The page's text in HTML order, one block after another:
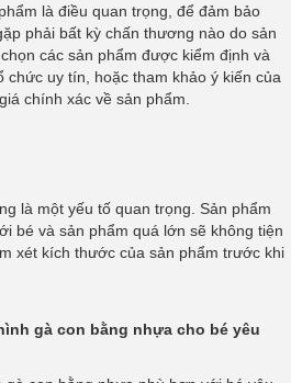
là điều quan trọng, để đảm bảo
phải bất kỳ chấn thương nào do sản
các sản phẩm được kiểm định và
uy tín, hoặc tham khảo ý kiến của
chính xác về sản phẩm.
là một yếu tố quan trọng. Sản phẩm
bé và sản phẩm quá lớn sẽ không tiện
xét kích thước của sản phẩm trước khi
gà con bằng nhựa cho bé yêu